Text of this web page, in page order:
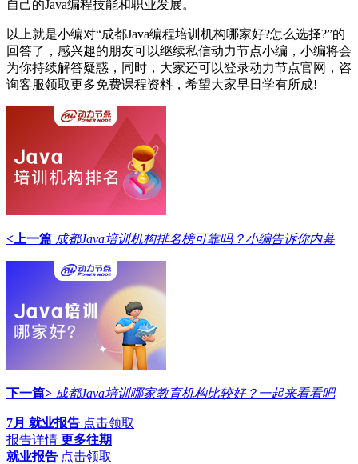
自己的Java编程技能和职业发展。
以上就是小编对“成都Java编程培训机构哪家好?怎么选择?”的
回答了，感兴趣的朋友可以继续私信动力节点小编，小编将会
为你持续解答疑惑，同时，大家还可以登录动力节点官网，咨
询客服领取更多免费课程资料，希望大家早日学有所成!
<上一篇 成都Java培训机构排名榜可靠吗？小编告诉你内幕
下一篇> 成都Java培训哪家教育机构比较好？一起来看看吧
7月 就业报告 点击领取
报告详情 更多往期
就业报告 点击领取